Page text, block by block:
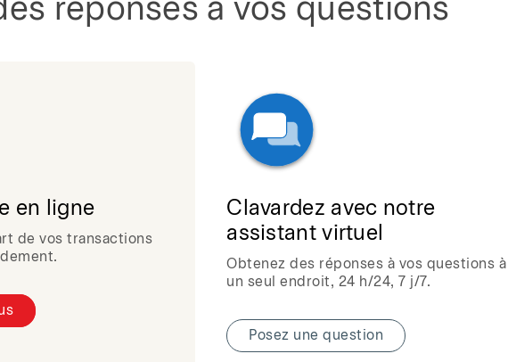
réponses à vos questions
en ligne
de vos transactions
Clavardez avec notre
assistant virtuel
Obtenez des réponses à vos questions à
un seul endroit, 24 h/24, 7 j/7.
Posez une question